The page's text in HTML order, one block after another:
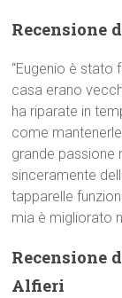
Recensione
“Eugenio è stato
casa erano
ha riparate in
come
grande passione
sinceramente
tapparelle
mia è migliorato
Recensione
Alfieri